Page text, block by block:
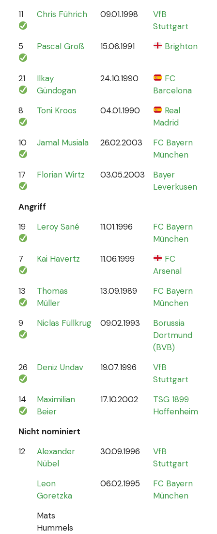
11 Chris Führich 09.01.1998
VfB
Stuttgart
5 Pascal Groß 15.06.1991 Brighton
21
Ilkay
Gündogan
24.10.1990
FC
Barcelona
8 Toni Kroos 04.01.1990
Real
Madrid
10 Jamal Musiala 26.02.2003
FC Bayern
München
17 Florian Wirtz 03.05.2003
Bayer
Leverkusen
Angriff
19
Leroy Sané 11.01.1996
FC Bayern
München
7 Kai Havertz 11.06.1999
FC
Arsenal
13
Thomas
Müller
13.09.1989
FC Bayern
München
9 Niclas Füllkrug 09.02.1993
Borussia
Dortmund
(BVB)
26 Deniz Undav 19.07.1996
VfB
Stuttgart
14
Maximilian
Beier
17.10.2002
TSG 1899
Hoffenheim
Nicht nominiert
12
Alexander
Nübel
30.09.1996
VfB
Stuttgart
Leon
Goretzka
06.02.1995
FC Bayern
München
Mats
Hummels